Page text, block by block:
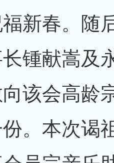
新春。随
锺献嵩及
该会高龄
。本次谒